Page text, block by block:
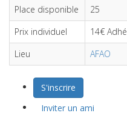
Place disponible
25
Prix individuel
14€
Lieu
AFAO
S'inscrire
Inviter un ami